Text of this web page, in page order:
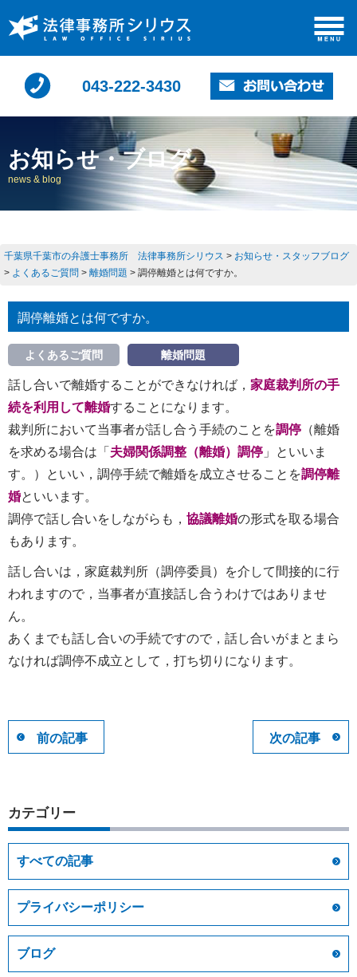
043-222-3430
お知らせ・ブログ
news & blog
千葉県千葉市の弁護士事務所 法律事務所シリウス > お知らせ・スタッフブログ
> よくあるご質問 > 離婚問題 > 調停離婚とは何ですか。
調停離婚とは何ですか。
よくあるご質問 離婚問題
話し合いで離婚することができなければ， 家庭裁判所の手
続を利用して離婚することになります。
裁判所において当事者が話し合う手続のことを調停 （離婚
を求める場合は「 夫婦関係調整（離婚）調停 」といいま
す。）といい，調停手続で離婚を成立させることを調停離
婚といいます。
調停で話し合いをしながらも， 協議離婚の形式を取る場合
もあります。
話し合いは，家庭裁判所（調停委員）を介して間接的に行
われますので，当事者が直接話し合うわけではありませ
ん。
あくまでも話し合いの手続ですので，話し合いがまとまら
なければ調停不成立として，打ち切りになります。
前の記事 次の記事
カテゴリー
すべての記事
プライバシーポリシー
ブログ